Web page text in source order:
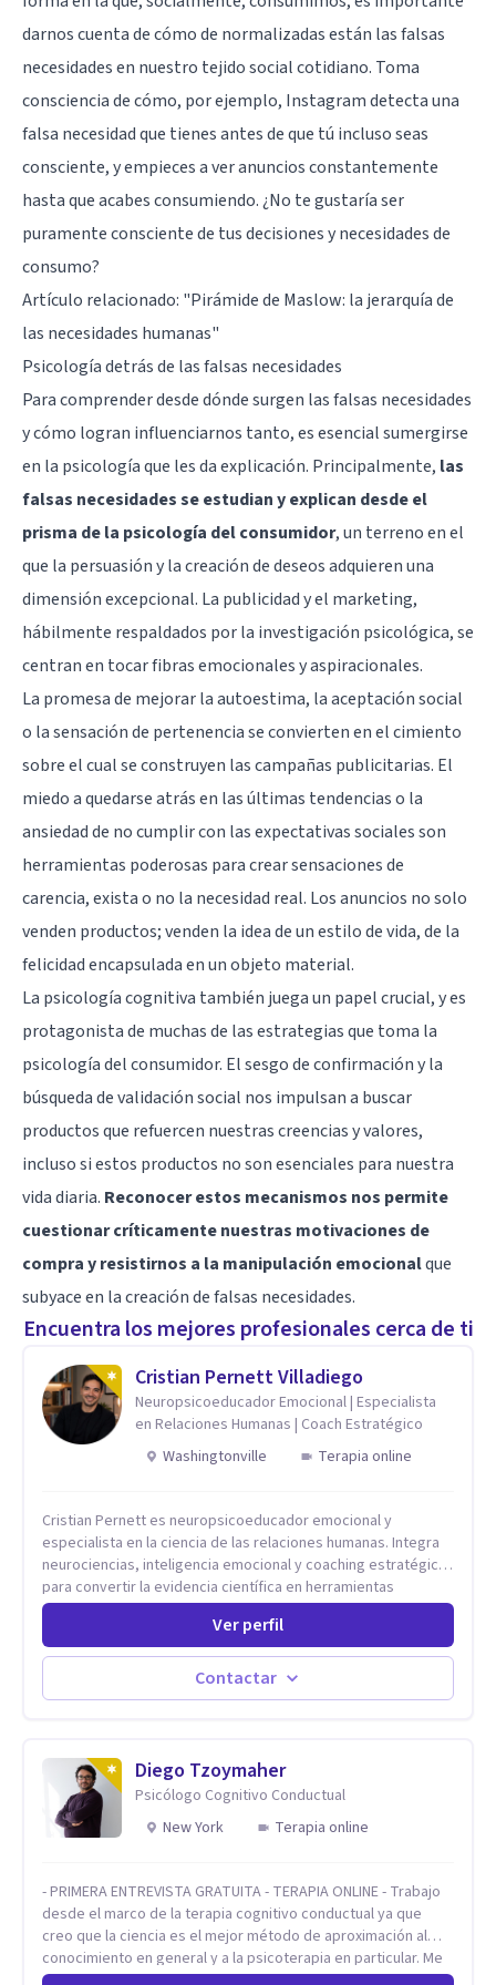
darnos cuenta de cómo de normalizadas están las falsas
necesidades en nuestro tejido social cotidiano. Toma
consciencia de cómo, por ejemplo, Instagram detecta una
falsa necesidad que tienes antes de que tú incluso seas
consciente, y empieces a ver anuncios constantemente
hasta que acabes consumiendo. ¿No te gustaría ser
puramente consciente de tus decisiones y necesidades de
consumo?
Artículo relacionado: "Pirámide de Maslow: la jerarquía de
las necesidades humanas"
Psicología detrás de las falsas necesidades
Para comprender desde dónde surgen las falsas necesidades
y cómo logran influenciarnos tanto, es esencial sumergirse
en la psicología que les da explicación. Principalmente, las
falsas necesidades se estudian y explican desde el
prisma de la psicología del consumidor, un terreno en el
que la persuasión y la creación de deseos adquieren una
dimensión excepcional. La publicidad y el marketing,
hábilmente respaldados por la investigación psicológica, se
centran en tocar fibras emocionales y aspiracionales.
La promesa de mejorar la autoestima, la aceptación social
o la sensación de pertenencia se convierten en el cimiento
sobre el cual se construyen las campañas publicitarias. El
miedo a quedarse atrás en las últimas tendencias o la
ansiedad de no cumplir con las expectativas sociales son
herramientas poderosas para crear sensaciones de
carencia, exista o no la necesidad real. Los anuncios no solo
venden productos; venden la idea de un estilo de vida, de la
felicidad encapsulada en un objeto material.
La psicología cognitiva también juega un papel crucial, y es
protagonista de muchas de las estrategias que toma la
psicología del consumidor. El sesgo de confirmación y la
búsqueda de validación social nos impulsan a buscar
productos que refuercen nuestras creencias y valores,
incluso si estos productos no son esenciales para nuestra
vida diaria. Reconocer estos mecanismos nos permite
cuestionar críticamente nuestras motivaciones de
compra y resistirnos a la manipulación emocionalque
subyace en la creación de falsas necesidades.
Encuentra los mejores profesionales cerca de ti
Cristian Pernett Villadiego
Neuropsicoeducador Emocional | Especialista
en Relaciones Humanas | Coach Estratégico
Washingtonville
Terapia online
Cristian Pernett es neuropsicoeducador emocional y
especialista en la ciencia de las relaciones humanas. Integra
neurociencias, inteligencia emocional y coaching estratégico
para convertir la evidencia científica en herramientas
prácticas que mejoran la forma en que las personas viven,
aman, lideran y se comunican. Con más de 20 años de
experiencia, acompaña a personas, parejas y líderes en
procesos de desarrollo personal y profesional. Su trabajo se
centra en la regulación emocional, las relaciones de pareja, la
neurociencias y estrategias de cambio basadas en evidencia
para fortalecer la autoestima, desarrollar habilidades
socioemocionales y promover cambios sostenibles. Como
divulgador científico, acerca la psicología y las neurociencias
Ver perfil
Contactar
Diego Tzoymaher
Psicólogo Cognitivo Conductual
New York
Terapia online
- PRIMERA ENTREVISTA GRATUITA - TERAPIA ONLINE - Trabajo
desde el marco de la terapia cognitivo conductual ya que
creo que la ciencia es el mejor método de aproximación al
conocimiento en general y a la psicoterapia en particular. Me
interesan los procesos de cambio conductual por los que una